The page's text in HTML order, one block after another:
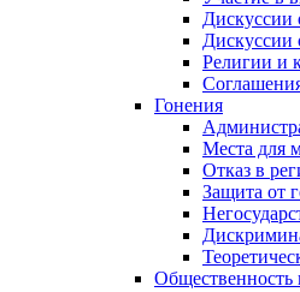
Дискуссии
Дискуссии
Религии и
Гонения
Места для
Отказ в
Защита от